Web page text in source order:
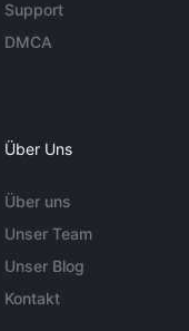
Support
DMCA
Über Uns
Über uns
Unser Team
Unser Blog
Kontakt